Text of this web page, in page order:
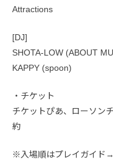
Attractions
[DJ]
SHOTA-LOW (ABOUT
KAPPY (spoon)
・チケット
チケットぴあ、ローソン
約
※入場順はプレイガイド